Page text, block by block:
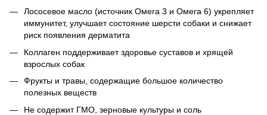
Лососевое масло (источник Омега 3 и Омега 6) укрепляет
иммунитет, улучшает состояние шерсти собаки и снижает
риск появления дерматита
Коллаген поддерживает здоровье суставов и хрящей
взрослых собак
Фрукты и травы, содержащие большое количество
полезных веществ
Не содержит ГМО, зерновые культуры и соль